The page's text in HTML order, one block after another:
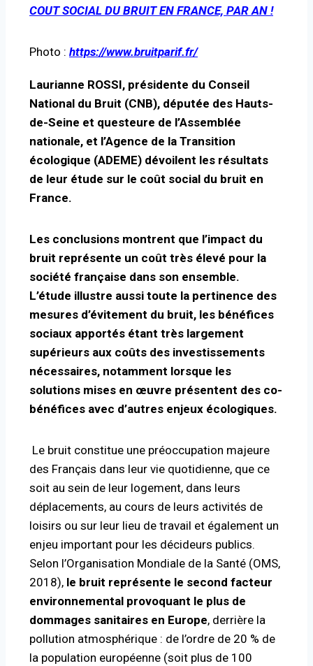
COUT SOCIAL DU BRUIT EN FRANCE, PAR AN !
Photo : https://www.bruitparif.fr/
Laurianne ROSSI, présidente du Conseil
National du Bruit (CNB), députée des Hauts-
de-Seine et questeure de l’Assemblée
nationale, et l’Agence de la Transition
écologique (ADEME) dévoilent les résultats
de leur étude sur le coût social du bruit en
France.
Les conclusions montrent que l’impact du
bruit représente un coût très élevé pour la
société française dans son ensemble.
L’étude illustre aussi toute la pertinence des
mesures d’évitement du bruit, les bénéfices
sociaux apportés étant très largement
supérieurs aux coûts des investissements
nécessaires, notamment lorsque les
solutions mises en œuvre présentent des co-
bénéfices avec d’autres enjeux écologiques.
Le bruit constitue une préoccupation majeure
des Français dans leur vie quotidienne, que ce
soit au sein de leur logement, dans leurs
déplacements, au cours de leurs activités de
loisirs ou sur leur lieu de travail et également un
enjeu important pour les décideurs publics.
Selon l’Organisation Mondiale de la Santé (OMS,
2018), le bruit représente le second facteur
environnemental provoquant le plus de
dommages sanitaires en Europe, derrière la
pollution atmosphérique : de l’ordre de 20 % de
la population européenne (soit plus de 100